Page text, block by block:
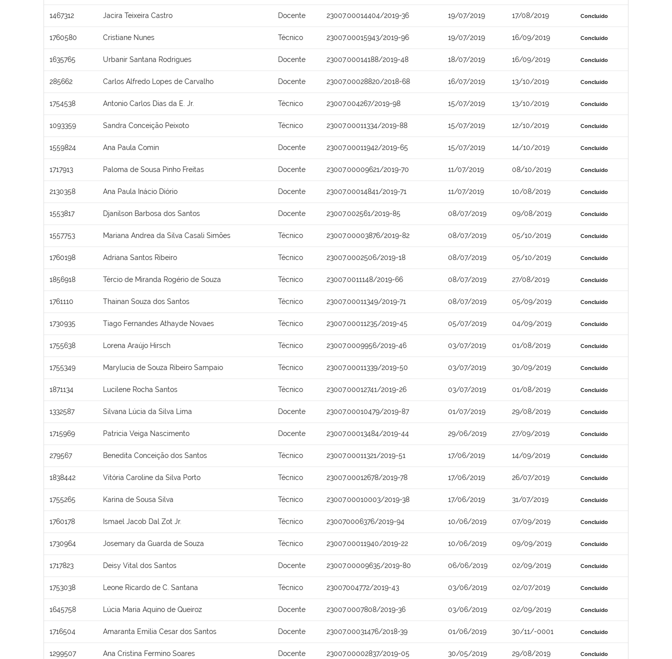
1467312 Jacira Teixeira Castro Docente 23007.00014404/2019-36 19/07/2019 17/08/2019 Concluído
1760580 Cristiane Nunes Técnico 23007.00015943/2019-96 19/07/2019 16/09/2019 Concluído
1635765 Urbanir Santana Rodrigues Docente 23007.00014188/2019-48 18/07/2019 16/09/2019 Concluído
285662 Carlos Alfredo Lopes de Carvalho Docente 23007.00028820/2018-68 16/07/2019 13/10/2019 Concluído
1754538 Antonio Carlos Dias da E. Jr. Técnico 23007.004267/2019-98 15/07/2019 13/10/2019 Concluído
1093359 Sandra Conceição Peixoto Técnico 23007.00011334/2019-88 15/07/2019 12/10/2019 Concluído
1559824 Ana Paula Comin Docente 23007.00011942/2019-65 15/07/2019 14/10/2019 Concluído
1717913 Paloma de Sousa Pinho Freitas Docente 23007.00009621/2019-70 11/07/2019 08/10/2019 Concluído
2130358 Ana Paula Inácio Diório Docente 23007.00014841/2019-71 11/07/2019 10/08/2019 Concluído
1553817 Djanilson Barbosa dos Santos Docente 23007.002561/2019-85 08/07/2019 09/08/2019 Concluído
1557753 Mariana Andrea da Silva Casali Simões Técnico 23007.00003876/2019-82 08/07/2019 05/10/2019 Concluído
1760198 Adriana Santos Ribeiro Técnico 23007.0002506/2019-18 08/07/2019 05/10/2019 Concluído
1856918 Tércio de Miranda Rogério de Souza Técnico 23007.0011148/2019-66 08/07/2019 27/08/2019 Concluído
1761110 Thainan Souza dos Santos Técnico 23007.00011349/2019-71 08/07/2019 05/09/2019 Concluído
1730935 Tiago Fernandes Athayde Novaes Técnico 23007.00011235/2019-45 05/07/2019 04/09/2019 Concluído
1755638 Lorena Araújo Hirsch Técnico 23007.0009956/2019-46 03/07/2019 01/08/2019 Concluído
1755349 Marylucia de Souza Ribeiro Sampaio Técnico 23007.00011339/2019-50 03/07/2019 30/09/2019 Concluído
1871134 Lucilene Rocha Santos Técnico 23007.00012741/2019-26 03/07/2019 01/08/2019 Concluído
1332587 Silvana Lúcia da Silva Lima Docente 23007.00010479/2019-87 01/07/2019 29/08/2019 Concluído
1715969 Patricia Veiga Nascimento Docente 23007.00013484/2019-44 29/06/2019 27/09/2019 Concluído
279567 Benedita Conceição dos Santos Técnico 23007.00011321/2019-51 17/06/2019 14/09/2019 Concluído
1838442 Vitória Caroline da Silva Porto Técnico 23007.00012678/2019-78 17/06/2019 26/07/2019 Concluído
1755265 Karina de Sousa Silva Técnico 23007.00010003/2019-38 17/06/2019 31/07/2019 Concluído
1760178 Ismael Jacob Dal Zot Jr. Técnico 230070006376/2019-94 10/06/2019 07/09/2019 Concluído
1730964 Josemary da Guarda de Souza Técnico 23007.00011940/2019-22 10/06/2019 09/09/2019 Concluído
1717823 Deisy Vital dos Santos Docente 23007.00009635/2019-80 06/06/2019 02/09/2019 Concluído
1753038 Leone Ricardo de C. Santana Técnico 23007004772/2019-43 03/06/2019 02/07/2019 Concluído
1645758 Lúcia Maria Aquino de Queiroz Docente 23007.0007808/2019-36 03/06/2019 02/09/2019 Concluído
1716504 Amaranta Emilia Cesar dos Santos Docente 23007.00031476/2018-39 01/06/2019 30/11/-0001 Concluído
1299507 Ana Cristina Fermino Soares Docente 23007.00002837/2019-05 30/05/2019 29/08/2019 Concluído